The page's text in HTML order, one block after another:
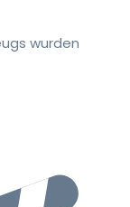
wurden